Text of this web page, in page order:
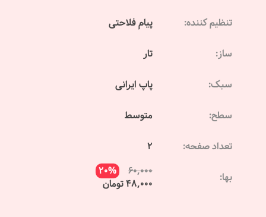
تنظیم کننده: پیام فلاحتی
ساز: تار
سبک: پاپ ایرانی
سطح: متوسط
تعداد صفحه: 2
بها: 60,000
20%
48,000 تومان